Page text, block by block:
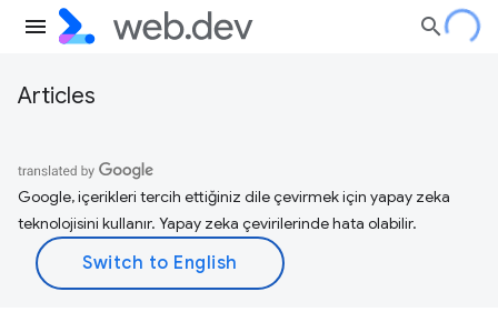
Articles
Google, içerikleri tercih ettiğiniz dile çevirmek için yapay zeka
teknolojisini kullanır. Yapay zeka çevirilerinde hata olabilir.